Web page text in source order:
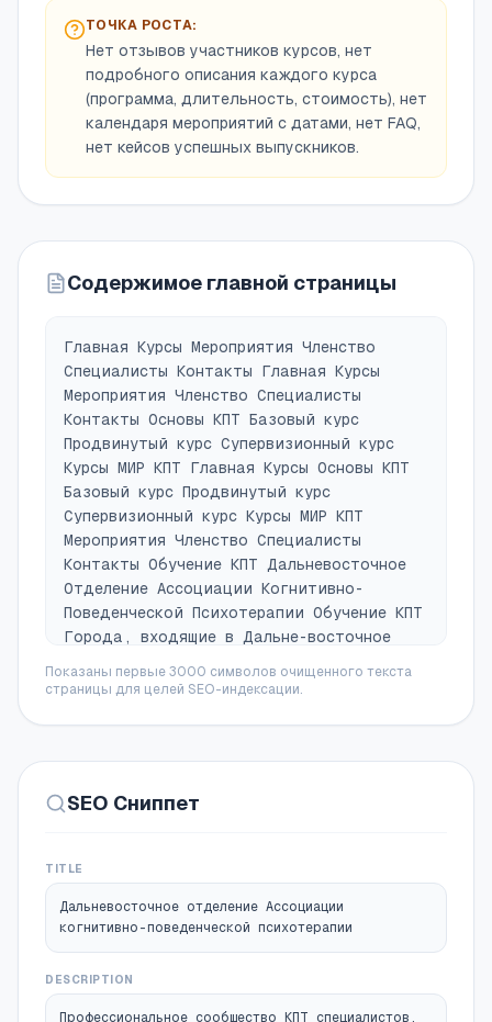
ТОЧКА РОСТА:
Нет отзывов участников курсов, нет
подробного описания каждого курса
(программа, длительность, стоимость), нет
календаря мероприятий с датами, нет FAQ,
нет кейсов успешных выпускников.
Содержимое главной страницы
Главная Курсы Мероприятия Членство
Специалисты Контакты Главная Курсы
Мероприятия Членство Специалисты
Контакты Основы КПТ Базовый курс
Продвинутый курс Супервизионный курс
Курсы МИР КПТ Главная Курсы Основы КПТ
Базовый курс Продвинутый курс
Супервизионный курс Курсы МИР КПТ
Мероприятия Членство Специалисты
Контакты Обучение КПТ Дальневосточное
Отделение Ассоциации Когнитивно-
Поведенческой Психотерапии Обучение КПТ
Города, входящие в Дальне-восточное
Местоположение 01 Хабаровск 02 Южно-
Владивосток Руководитель отделения
Арапова Елена Команда психолог, коуч
ICF Руководитель отделения
Константинович Алексей Николаевич
Заместитель руководителя отделения
Арапова Елена Цели отделения Наша цель
создание в регионе живого активного
Показаны первые 3000 символов очищенного текста
страницы для целей SEO-индексации.
SEO Сниппет
TITLE
Дальневосточное отделение Ассоциации
когнитивно-поведенческой психотерапии
DESCRIPTION
Профессиональное сообщество КПТ специалистов,